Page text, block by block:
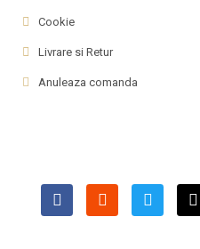
Cookie
Livrare si Retur
Anuleaza comanda